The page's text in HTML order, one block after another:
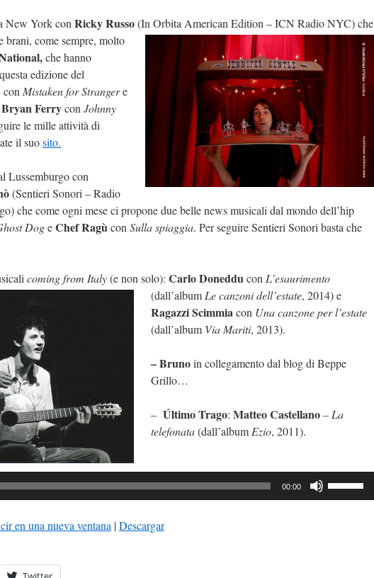
New York con Ricky Russo(In Orbita American Edition – ICN RadioNYC) che
brani, come sempre, molto
che hanno
edizione del
con Mistaken for Strangere
Ferrycon Johnny
le mille attività di
il suosito.
Lussemburgo con
(Sentieri Sonori – Radio
che come ogni mese ci propone due belle news musicali dal mondo dell’hip
DogeChef Ragùcon Sulla spiaggia. Per seguire Sentieri Sonori basta che
coming from Italy(e non solo): Carlo Donedducon L’esaurimento
(dall’album Le canzoni dell’estate, 2014) e
Ragazzi Scimmiacon Una canzone per l’estate
(dall’album Via Mariti, 2013).
– Brunoin collegamento dal blog di Beppe
Grillo…
– Último Trago: Matteo Castellano– La
telefonata(dall’album Ezio, 2011).
de
audio
00:00
en una nueva ventana |Descargar